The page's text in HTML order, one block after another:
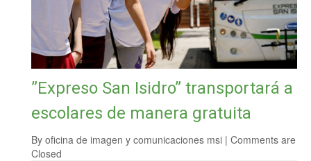
”Expreso San Isidro” transportará a
escolares de manera gratuita
By oficina de imagen y comunicaciones msi | Comments are
Closed